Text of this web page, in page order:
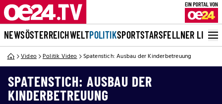
NEWSÖSTERREICHWELTPOLITIKSPORTSTARSFELLNER LIVE
Video Politik Video Spatenstich: Ausbau der Kinderbetreuung
SPATENSTICH: AUSBAU DER
KINDERBETREUUNG